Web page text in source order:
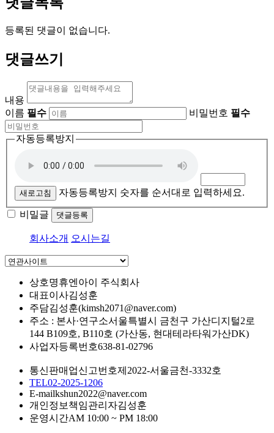
등록된 댓글이 없습니다.
댓글쓰기
내용
이름 필수 비밀번호 필수
자동등록방지
새로고침 자동등록방지 숫자를 순서대로 입력하세요.
비밀글 댓글등록
회사소개 오시는길
상호명휴엔아이 주식회사
대표이사김성훈
주담김성훈(kimsh2071@naver.com)
주소 : 본사·연구소서울특별시 금천구 가산디지털2로
144 B109호, B110호 (가산동, 현대테라타워가산DK)
사업자등록번호638-81-02796
통신판매업신고번호제2022-서울금천-3332호
TEL02-2025-1206
E-mailkshun2022@naver.com
개인정보책임관리자김성훈
운영시간AM 10:00 ~ PM 18:00